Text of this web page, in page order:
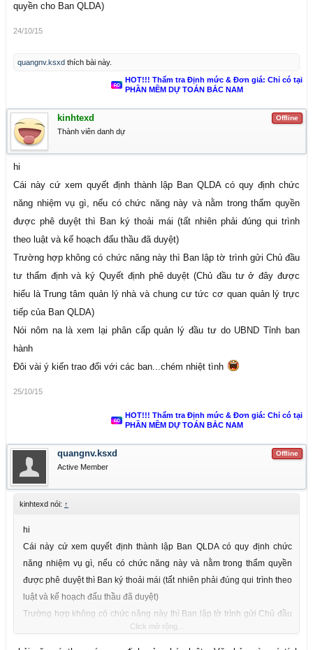
quyền cho Ban QLDA)
24/10/15
quangnv.ksxd thích bài này.
HOT!!! Thẩm tra Định mức & Đơn giá: Chỉ có tại
PHẦN MỀM DỰ TOÁN BẮC NAM
Offline
kinhtexd
Thành viên danh dự
hi
Cái này cứ xem quyết định thành lập Ban QLDA có quy định chức
năng nhiệm vụ gì, nếu có chức năng này và nằm trong thẩm quyền
được phê duyệt thì Ban ký thoải mái (tất nhiên phải đúng qui trình
theo luật và kế hoạch đấu thầu đã duyệt)
Trường hợp không có chức năng này thì Ban lập tờ trình gửi Chủ đầu
tư thẩm định và ký Quyết định phê duyệt (Chủ đầu tư ở đây được
hiểu là Trung tâm quản lý nhà và chung cư tức cơ quan quản lý trực
tiếp của Ban QLDA)
Nói nôm na là xem lại phân cấp quản lý đầu tư do UBND Tỉnh ban
hành
Đôi vài ý kiến trao đổi với các ban...chém nhiệt tình
25/10/15
HOT!!! Thẩm tra Định mức & Đơn giá: Chỉ có tại
PHẦN MỀM DỰ TOÁN BẮC NAM
Offline
quangnv.ksxd
Active Member
kinhtexd nói: ↑
hi
Cái này cứ xem quyết định thành lập Ban QLDA có quy định chức
năng nhiệm vụ gì, nếu có chức năng này và nằm trong thẩm quyền
được phê duyệt thì Ban ký thoải mái (tất nhiên phải đúng qui trình theo
luật và kế hoạch đấu thầu đã duyệt)
Trường hợp không có chức năng này thì Ban lập tờ trình gửi Chủ đầu
tư thẩm định và ký Quyết định phê duyệt (Chủ đầu tư ở đây được hiểu
là Trung tâm quản lý nhà và chung cư tức cơ quan quản lý trực tiếp
Click mở rộng...